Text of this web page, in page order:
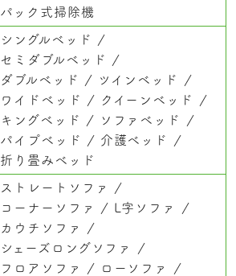
パック式掃除機
シングルベッド
セミダブルベッド
ダブルベッド
ツインベッド
ワイドベッド
クイーンベッド
キングベッド
ソファベッド
パイプベッド
介護ベッド
折り畳みベッド
ストレートソファ
コーナーソファ
L字ソファ
カウチソファ
シェーズロングソファ
フロアソファ
ローソファ